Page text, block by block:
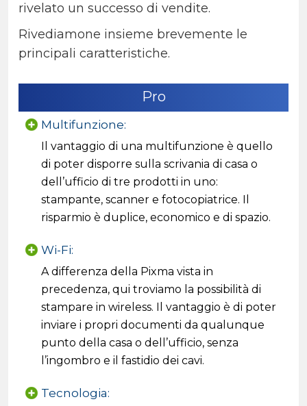
rivelato un successo di vendite.
Rivediamone insieme brevemente le
principali caratteristiche.
Pro
Multifunzione:
Il vantaggio di una multifunzione è quello
di poter disporre sulla scrivania di casa o
dell’ufficio di tre prodotti in uno:
stampante, scanner e fotocopiatrice. Il
risparmio è duplice, economico e di spazio.
Wi-Fi:
A differenza della Pixma vista in
precedenza, qui troviamo la possibilità di
stampare in wireless. Il vantaggio è di poter
inviare i propri documenti da qualunque
punto della casa o dell’ufficio, senza
l’ingombro e il fastidio dei cavi.
Tecnologia: